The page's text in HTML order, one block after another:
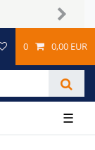
Next
0 0,00 EUR
☰